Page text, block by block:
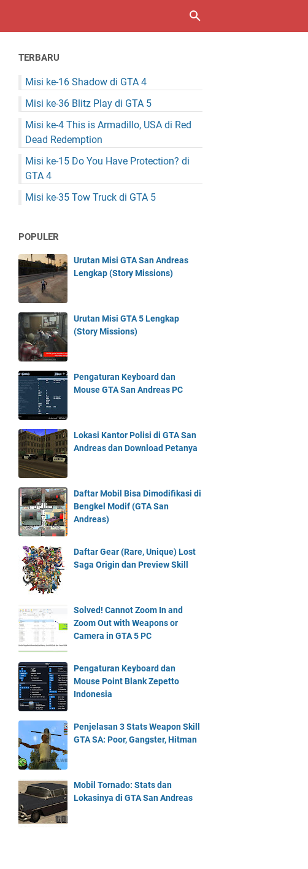
TERBARU
Misi ke-16 Shadow di GTA 4
Misi ke-36 Blitz Play di GTA 5
Misi ke-4 This is Armadillo, USA di Red
Dead Redemption
Misi ke-15 Do You Have Protection? di
GTA 4
Misi ke-35 Tow Truck di GTA 5
POPULER
Urutan Misi GTA San Andreas
Lengkap (Story Missions)
Urutan Misi GTA 5 Lengkap
(Story Missions)
Pengaturan Keyboard dan
Mouse GTA San Andreas PC
Lokasi Kantor Polisi di GTA San
Andreas dan Download Petanya
Daftar Mobil Bisa Dimodifikasi di
Bengkel Modif (GTA San
Andreas)
Daftar Gear (Rare, Unique) Lost
Saga Origin dan Preview Skill
Solved! Cannot Zoom In and
Zoom Out with Weapons or
Camera in GTA 5 PC
Pengaturan Keyboard dan
Mouse Point Blank Zepetto
Indonesia
Penjelasan 3 Stats Weapon Skill
GTA SA: Poor, Gangster, Hitman
Mobil Tornado: Stats dan
Lokasinya di GTA San Andreas